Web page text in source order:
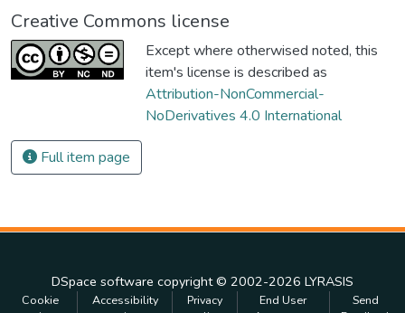
Creative Commons license
Except where otherwised noted, this
item's license is described as
Attribution-NonCommercial-
NoDerivatives 4.0 International
Full item page
DSpace software copyright © 2002-2026 LYRASIS
Cookie
Accessibility
Privacy
End User
Send